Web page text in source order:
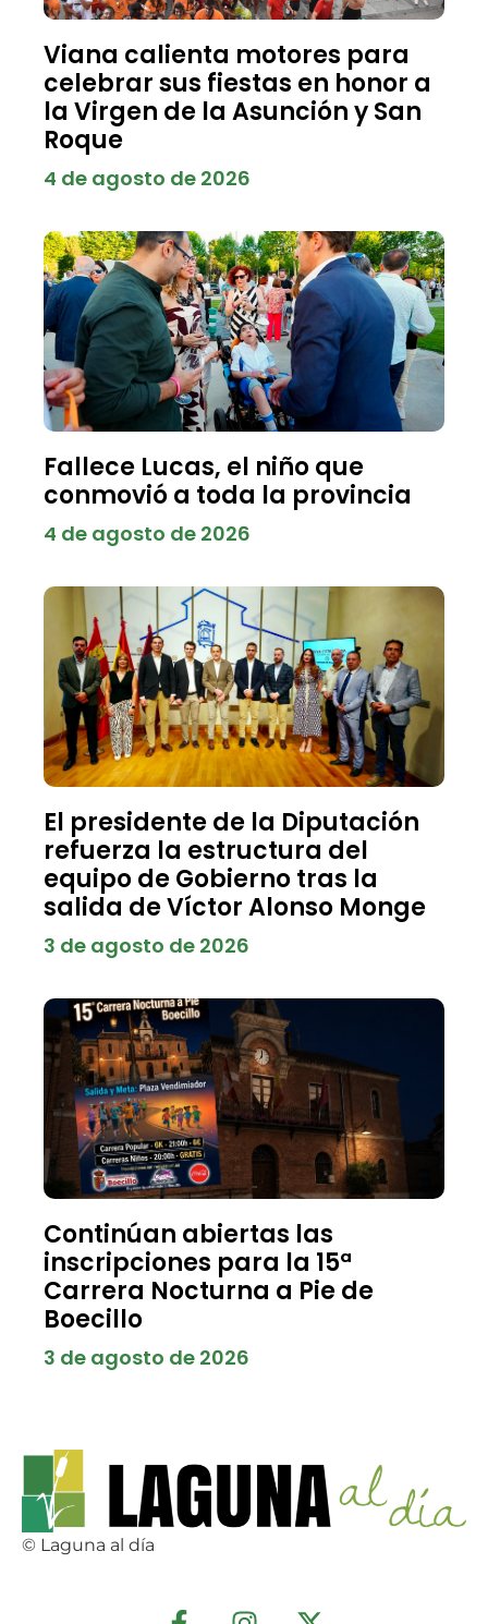
Viana calienta motores para
celebrar sus fiestas en honor a
la Virgen de la Asunción y San
Roque
4 de agosto de 2026
Fallece Lucas, el niño que
conmovió a toda la provincia
4 de agosto de 2026
El presidente de la Diputación
refuerza la estructura del
equipo de Gobierno tras la
salida de Víctor Alonso Monge
3 de agosto de 2026
Continúan abiertas las
inscripciones para la 15ª
Carrera Nocturna a Pie de
Boecillo
3 de agosto de 2026
© Laguna al día